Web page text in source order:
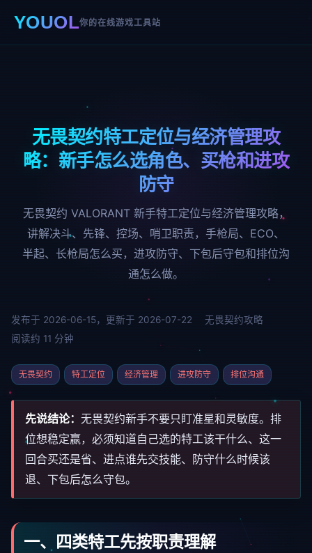
YOUOL你的在线游戏工具站
无畏契约特工定位与经济管理攻
略：新手怎么选角色、买枪和进攻
防守
无畏契约 VALORANT 新手特工定位与经济管理攻略，
讲解决斗、先锋、控场、哨卫职责，手枪局、ECO、
半起、长枪局怎么买，进攻防守、下包后守包和排位沟
通怎么做。
发布于 2026-06-15，更新于 2026-07-22
无畏契约攻略
阅读约 11 分钟
无畏契约 特工定位 经济管理 进攻防守 排位沟通
先说结论： 无畏契约新手不要只盯准星和灵敏度。排
位想稳定赢，必须知道自己选的特工该干什么、这一
回合买还是省、进点谁先交技能、防守什么时候该
退、下包后怎么守包。
一、四类特工先按职责理解